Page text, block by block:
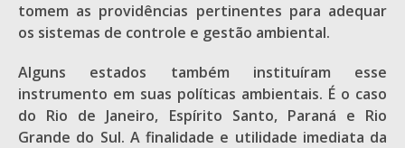
tomem as providências pertinentes para adequar
os sistemas de controle e gestão ambiental.
Alguns estados também instituíram esse
instrumento em suas políticas ambientais. É o caso
do Rio de Janeiro, Espírito Santo, Paraná e Rio
Grande do Sul. A finalidade e utilidade imediata da